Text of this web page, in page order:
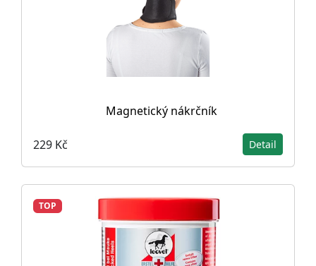
Magnetický nákrčník
229 Kč Detail
TOP